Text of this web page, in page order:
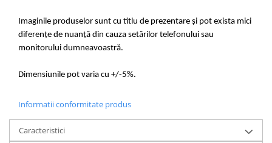
Imaginile produselor sunt cu titlu de prezentare și pot exista mici
diferențe de nuanță din cauza setărilor telefonului sau
monitorului dumneavoastră.
Dimensiunile pot varia cu +/-5%.
Informatii conformitate produs
Caracteristici